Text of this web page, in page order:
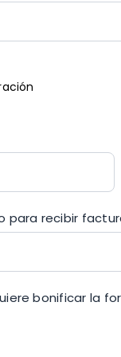
para recibir
bonificar la